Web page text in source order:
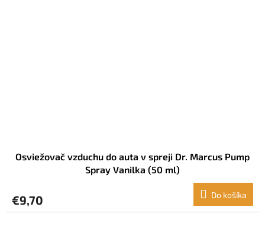
Osviežovač vzduchu do auta v spreji Dr. Marcus Pump
Spray Vanilka (50 ml)
€9,70 Do košíka